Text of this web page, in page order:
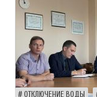
ОТКЛЮЧЕНИЕ ВОДЫ